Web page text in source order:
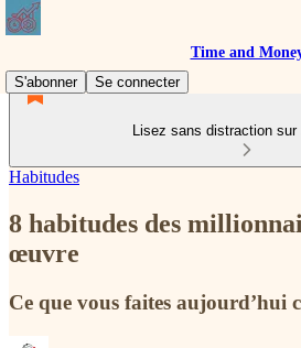
Time and
S'abonner
Se connecter
Lisez sans distraction
Habitudes
8 habitudes des
œuvre
Ce que vous faites aujourd’hui